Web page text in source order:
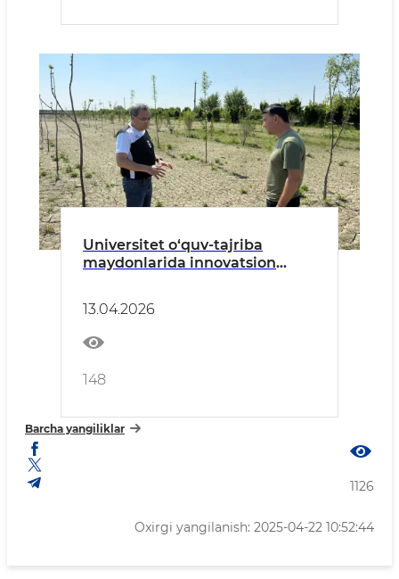
Universitet o‘quv-tajriba
maydonlarida innovatsion
13.04.2026
148
Barcha yangiliklar
1126
Oxirgi yangilanish: 2025-04-22 10:52:44